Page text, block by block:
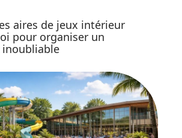
aires de jeux intérieur
pour organiser un
inoubliable